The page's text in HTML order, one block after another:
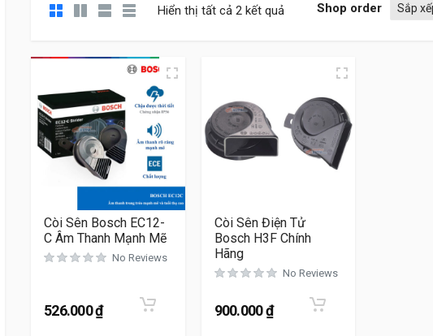
Hiển thị tất cả 2 kết quả Shop order
Còi Sên Bosch EC12-
C Âm Thanh Mạnh Mẽ
No Reviews
526.000₫
Còi Sên Điện Tử
Bosch H3F Chính
Hãng
No Reviews
900.000₫